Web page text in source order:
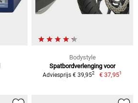
Bodystyle
Spatbordverlenging voor
Adviesprijs € 39,952 € 37,951